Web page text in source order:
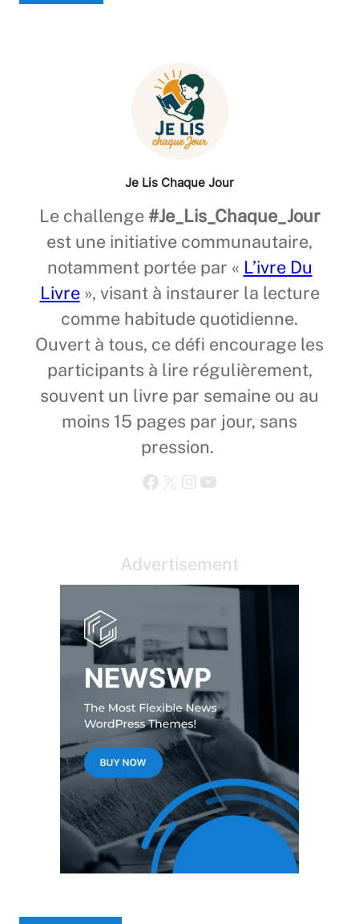
Je Lis Chaque Jour
Le challenge#Je_Lis_Chaque_Jour
est une initiative communautaire,
notamment portée par « L’ivre Du
Livre», visant à instaurer la lecture
comme habitude quotidienne.
Ouvert à tous, ce défi encourage les
participants à lire régulièrement,
souvent un livre par semaine ou au
moins 15 pages par jour, sans
pression.
Facebook X Instagram YouTube
Advertisement